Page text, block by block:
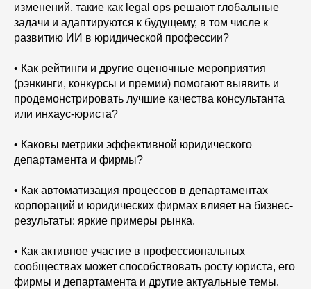
изменений, такие как legal ops решают глобальные
задачи и адаптируются к будущему, в том числе к
развитию ИИ в юридической профессии?
• Как рейтинги и другие оценочные мероприятия
(рэнкинги, конкурсы и премии) помогают выявить и
продемонстрировать лучшие качества консультанта
или инхаус-юриста?
• Каковы метрики эффективной юридического
департамента и фирмы?
• Как автоматизация процессов в департаментах
корпораций и юридических фирмах влияет на бизнес-
результаты: яркие примеры рынка.
• Как активное участие в профессиональных
сообществах может способствовать росту юриста, его
фирмы и департамента и другие актуальные темы.